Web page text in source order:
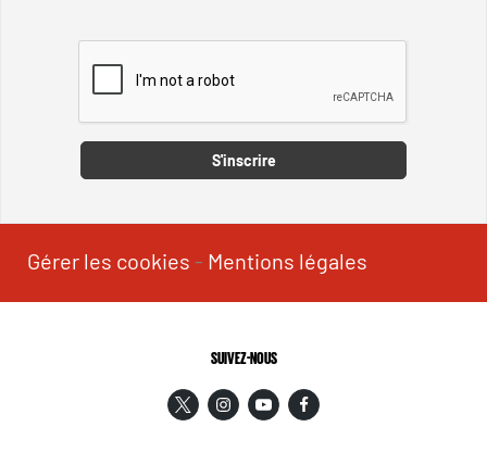
S'inscrire
Gérer les cookies - Mentions légales
SUIVEZ-NOUS